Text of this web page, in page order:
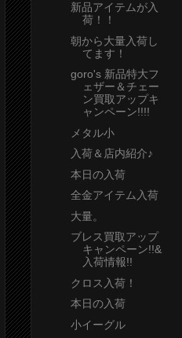
新品アイテムが入
荷！！
朝から大量入荷し
てます！
goro's 新品特大フ
ェザー＆チェー
ン買取アップキ
ャンペーン!!!!
メタル小
入荷＆店内紹介♪
本日の入荷
全金アイテム入荷
大量。
ブレス買取アップ
キャンペーン!!&
入荷情報!!
クロス入荷！
本日の入荷
小イーグル